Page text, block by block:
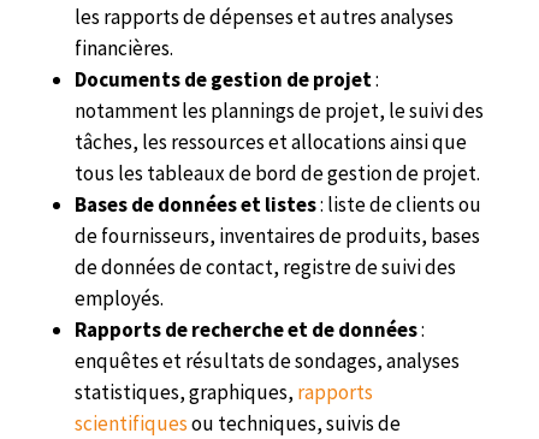
les rapports de dépenses et autres analyses
financières.
Documents de gestion de projet:
notamment les plannings de projet, le suivi des
tâches, les ressources et allocations ainsi que
tous les tableaux de bord de gestion de projet.
Bases de données et listes: liste de clients ou
de fournisseurs, inventaires de produits, bases
de données de contact, registre de suivi des
employés.
Rapports de recherche et de données:
enquêtes et résultats de sondages, analyses
statistiques, graphiques, rapports
scientifiquesou techniques, suivis de